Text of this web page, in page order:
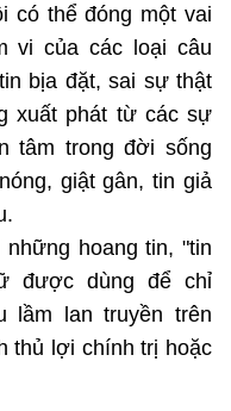
có thể đóng một vai
vi của các loại câu
bịa đặt, sai sự thật
xuất phát từ các sự
tâm trong đời sống
giật gân, tin giả
hoang tin, "tin
được dùng để chỉ
lầm lan truyền trên
thủ lợi chính trị hoặc